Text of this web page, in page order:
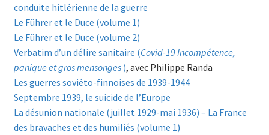
conduite hitlérienne de la guerre
Le Führer et le Duce (volume 1)
Le Führer et le Duce (volume 2)
Verbatim d’un délire sanitaire (Covid-19 Incompétence,
panique et gros mensonges), avec Philippe Randa
Les guerres soviéto-finnoises de 1939-1944
Septembre 1939, le suicide de l’Europe
La désunion nationale (juillet 1929-mai 1936) – La France
des bravaches et des humiliés (volume 1)